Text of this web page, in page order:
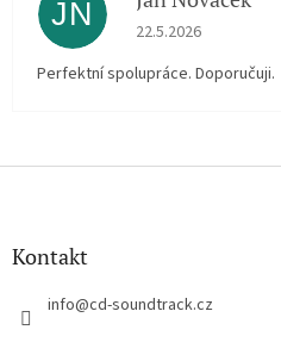
JN Hodnocení obchodu
22.5.2026
Perfektní spolupráce. Doporučuji.
Z
Kontakt
info@cd-soundtrack.cz